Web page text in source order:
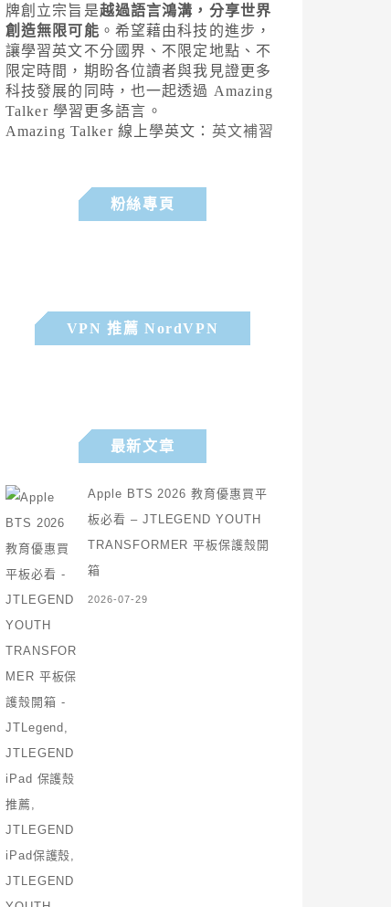
牌創立宗旨是越過語言鴻溝，分享世界
創造無限可能 。希望藉由科技的進步，
讓學習英文不分國界、不限定地點、不
限定時間，期盼各位讀者與我見證更多
科技發展的同時，也一起透過 Amazing
Talker 學習更多語言。
Amazing Talker 線上學英文： 英文補習
粉絲專頁
VPN 推薦 NordVPN
最新文章
Apple BTS 2026 教育優惠買平
板必看 – JTLEGEND YOUTH
TRANSFORMER 平板保護殼開
箱
2026-07-29